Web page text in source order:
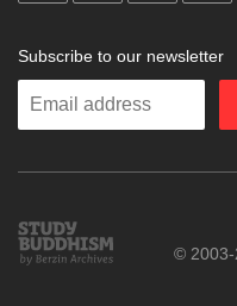
Subscribe to our newsletter
Enter
Study
Buddhism
© 2003-